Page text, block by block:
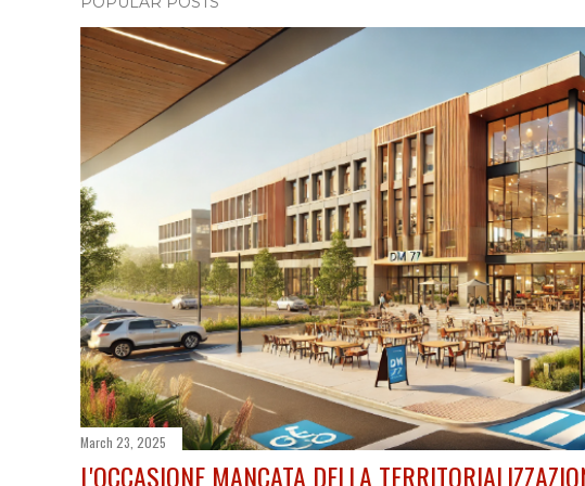
March 23, 2025
L'OCCASIONE MANCATA DELLA